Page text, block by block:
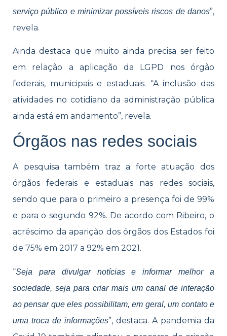
serviço público e minimizar possíveis riscos de danos”,
revela.
Ainda destaca que muito ainda precisa ser feito
em relação a aplicação da LGPD nos órgão
federais, municipais e estaduais. “A inclusão das
atividades no cotidiano da administração pública
ainda está em andamento”, revela.
Órgãos nas redes sociais
A pesquisa também traz a forte atuação dos
órgãos federais e estaduais nas redes sociais,
sendo que para o primeiro a presença foi de 99%
e para o segundo 92%. De acordo com Ribeiro, o
acréscimo da aparição dos órgãos dos Estados foi
de 75% em 2017 a 92% em 2021.
“Seja para divulgar notícias e informar melhor a
sociedade, seja para criar mais um canal de interação
ao pensar que eles possibilitam, em geral, um contato e
uma troca de informações”, destaca. A pandemia da